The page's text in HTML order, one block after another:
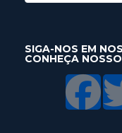
SIGA-NOS EM
CONHEÇA